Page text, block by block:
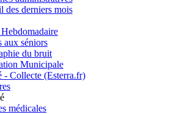
des derniers mois
aux séniors
du bruit
Municipale
- Collecte (Esterra.fr)
médicales